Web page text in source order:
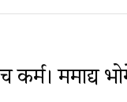
ममाद्य